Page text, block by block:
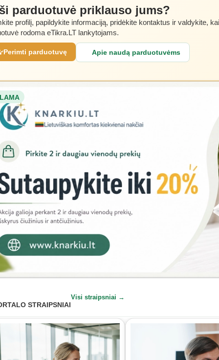
parduotuvė priklauso jums?
profilį, papildykite informaciją, pridėkite kontaktus ir valdykite,
rodoma eTikra.LT lankytojams.
Perimti parduotuvę Apie naudą parduotuvėms
STRAIPSNIAI
Visi straipsniai →